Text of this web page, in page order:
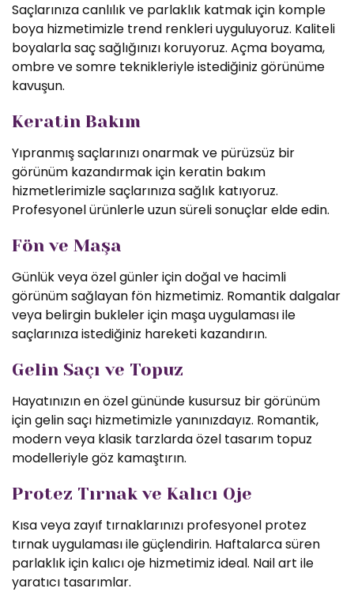
Saçlarınıza canlılık ve parlaklık katmak için komple
boya hizmetimizle trend renkleri uyguluyoruz. Kaliteli
boyalarla saç sağlığınızı koruyoruz. Açma boyama,
ombre ve somre teknikleriyle istediğiniz görünüme
kavuşun.
Keratin Bakım
Yıpranmış saçlarınızı onarmak ve pürüzsüz bir
görünüm kazandırmak için keratin bakım
hizmetlerimizle saçlarınıza sağlık katıyoruz.
Profesyonel ürünlerle uzun süreli sonuçlar elde edin.
Fön ve Maşa
Günlük veya özel günler için doğal ve hacimli
görünüm sağlayan fön hizmetimiz. Romantik dalgalar
veya belirgin bukleler için maşa uygulaması ile
saçlarınıza istediğiniz hareketi kazandırın.
Gelin Saçı ve Topuz
Hayatınızın en özel gününde kusursuz bir görünüm
için gelin saçı hizmetimizle yanınızdayız. Romantik,
modern veya klasik tarzlarda özel tasarım topuz
modelleriyle göz kamaştırın.
Protez Tırnak ve Kalıcı Oje
Kısa veya zayıf tırnaklarınızı profesyonel protez
tırnak uygulaması ile güçlendirin. Haftalarca süren
parlaklık için kalıcı oje hizmetimiz ideal. Nail art ile
yaratıcı tasarımlar.